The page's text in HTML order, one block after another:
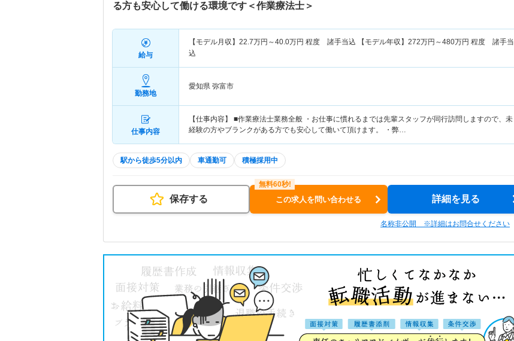
る方も安心して働ける環境です＜作業療法士＞
給与
【モデル月収】 22.7万円～40.0万円 程度 諸手当込 【モデル年収】 272万円～480万円 程度 諸手当
込
勤務地
愛知県 弥富市
仕事内容
【仕事内容】 ■作業療法士業務全般 ・お仕事に慣れるまでは先輩スタッフが同行訪問しますので、未
経験の方やブランクがある方でも安心して働いて頂けます。 ・弊…
駅から徒歩5分以内 車通勤可 積極採用中
保存する この求人を問い合わせる 詳細を見る
名称非公開 ※詳細はお問合せください